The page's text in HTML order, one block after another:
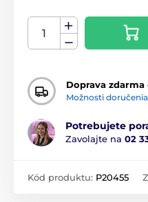
Doprava zdarma
Možnosti doručenia
Potrebujete
Zavolajte na 02
Kód produktu: P20455